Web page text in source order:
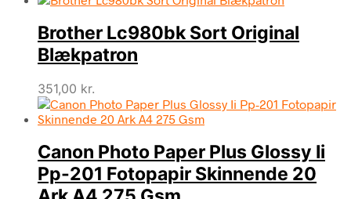
Brother Lc980bk Sort Original
Blækpatron
351,00 kr.
Canon Photo Paper Plus Glossy Ii
Pp-201 Fotopapir Skinnende 20